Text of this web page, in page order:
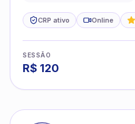
CRP ativo Online
SESSÃO
R$ 120